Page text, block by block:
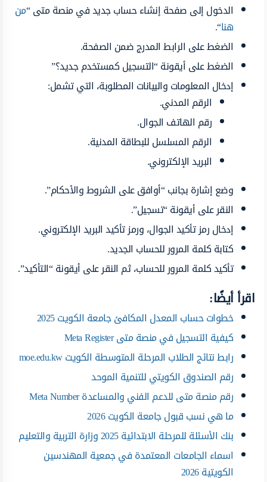
الدخول إلى صفحة إنشاء حساب جديد في منصة متى “من
هنا“.
الضغط على الرابط المدرج ضمن الصفحة.
الضغط على أيقونة “التسجيل كمستخدم جديد؟”
إدخال المعلومات والبيانات المطلوبة، التي تشمل:
الرقم المدني.
رقم الهاتف الجوال.
الرقم المسلسل للبطاقة المدنية.
البريد الإلكتروني.
وضع إشارة بجانب “أوافق على الشروط والأحكام”.
النقر على أيقونة “تسجيل”.
إدخال رمز تأكيد الجوال، ورمز تأكيد البريد الإلكتروني.
كتابة كلمة المرور للحساب الجديد.
تأكيد كلمة المرور للحساب، ثم النقر على أيقونة “التأكيد”.
اقرأ أيضًا:
خطوات حساب المعدل المكافئ جامعة الكويت 2025
كيفية التسجيل في منصة متى Meta Register
رابط نتائج الطلاب المرحلة المتوسطة الكويت moe.edu.kw
رقم الصندوق الكويتي للتنمية الموحد
رقم منصة متى للدعم الفني والمساعدة Meta Number
ما هي نسب قبول جامعة الكويت 2026
بنك الأسئلة للمرحلة الابتدائية 2025 وزارة التربية والتعليم
اسماء الجامعات المعتمدة في جمعية المهندسين
الكويتية 2026